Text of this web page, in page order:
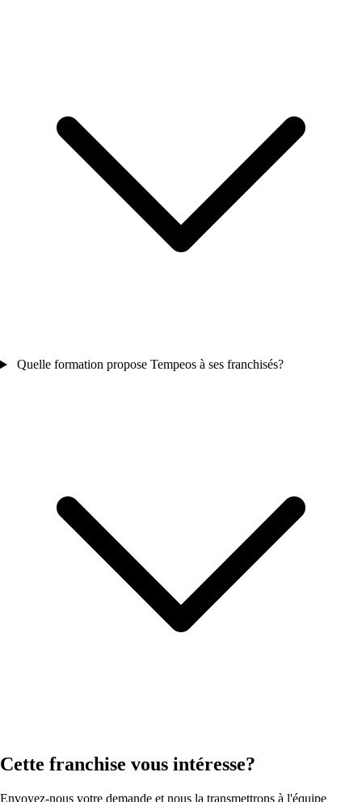
Quelle formation propose Tempeos à ses franchisés?
Cette franchise vous intéresse?
Envoyez-nous votre demande et nous la transmettrons à l'équipe